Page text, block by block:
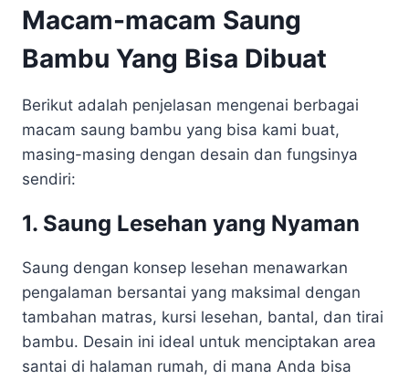
Macam-macam Saung
Bambu Yang Bisa Dibuat
Berikut adalah penjelasan mengenai berbagai
macam saung bambu yang bisa kami buat,
masing-masing dengan desain dan fungsinya
sendiri:
1. Saung Lesehan yang Nyaman
Saung dengan konsep lesehan menawarkan
pengalaman bersantai yang maksimal dengan
tambahan matras, kursi lesehan, bantal, dan tirai
bambu. Desain ini ideal untuk menciptakan area
santai di halaman rumah, di mana Anda bisa